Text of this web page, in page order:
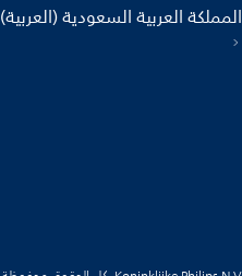
المملكة العربية السعودية (العربية)